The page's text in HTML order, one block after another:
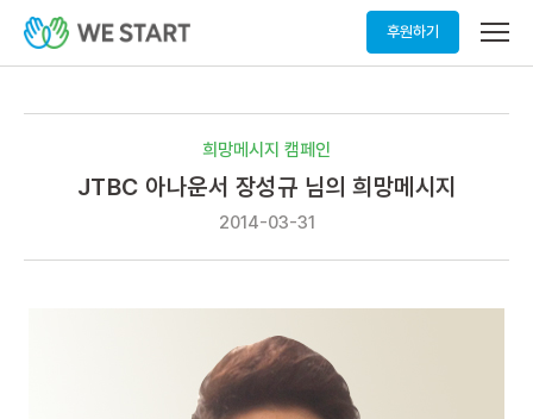
후원하기
메
열
희망메시지 캠페인
JTBC 아나운서 장성규 님의 희망메시지
2014-03-31